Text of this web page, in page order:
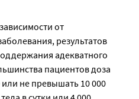
от
результатов
адекватного
пациентов доза
не превышать 10 000